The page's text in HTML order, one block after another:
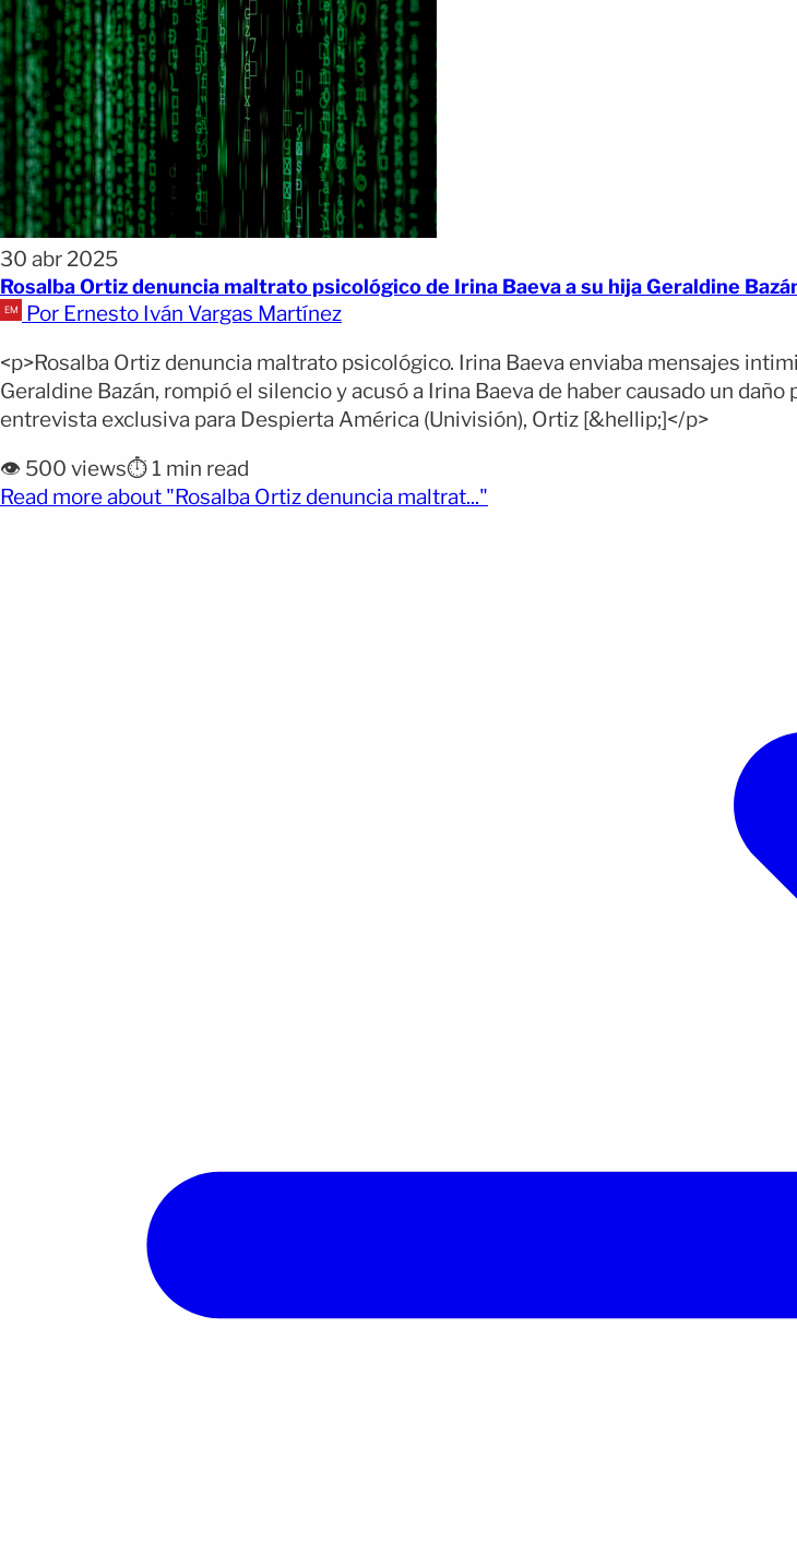
30 abr 2025
Rosalba Ortiz denuncia maltrato psicológico de Irina Baeva a su hija Geraldine
Por Ernesto Iván Vargas Martínez
<p>Rosalba Ortiz denuncia maltrato psicológico. Irina Baeva enviaba mensajes
Geraldine Bazán, rompió el silencio y acusó a Irina Baeva de haber causado un
entrevista exclusiva para Despierta América (Univisión), Ortiz [&hellip;]</p>
👁️ 500 views⏱️ 1 min read
Read more about "Rosalba Ortiz denuncia maltrat..."